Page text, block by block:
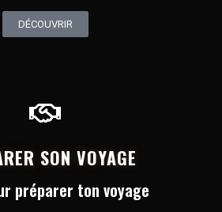
DÉCOUVRIR
SON VOYAGE
préparer ton voyage